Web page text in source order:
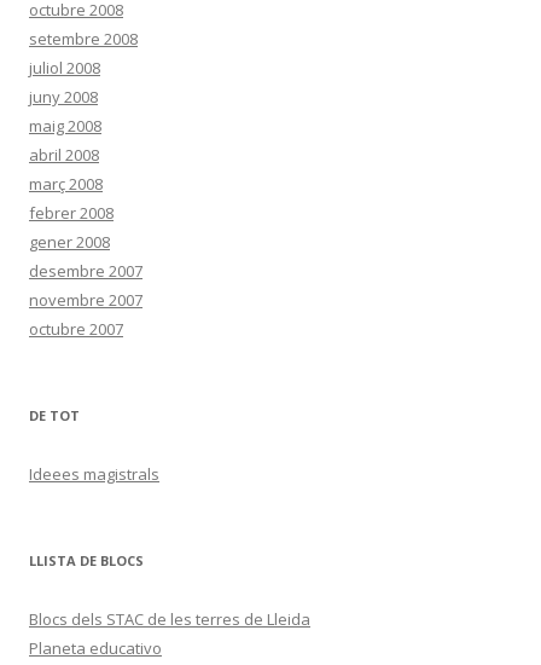
octubre 2008
setembre 2008
juliol 2008
juny 2008
maig 2008
abril 2008
març 2008
febrer 2008
gener 2008
desembre 2007
novembre 2007
octubre 2007
DE TOT
Ideees magistrals
LLISTA DE BLOCS
Blocs dels STAC de les terres de Lleida
Planeta educativo